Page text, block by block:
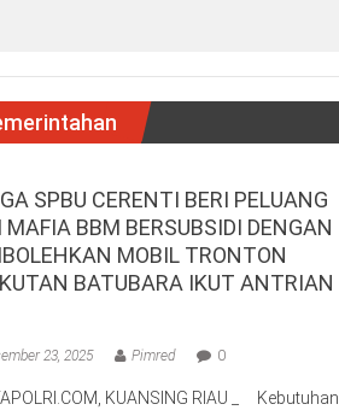
SPBU CERENTI BERI PELUANG
MAFIA BBM BERSUBSIDI DENGAN
MOBIL TRONTON
BATUBARA IKUT ANTRIAN
23, 2025 Pimred 0
KUANSING RIAU _ Kebutuhan